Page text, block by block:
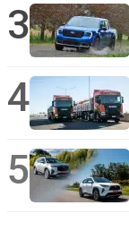
3
4
5